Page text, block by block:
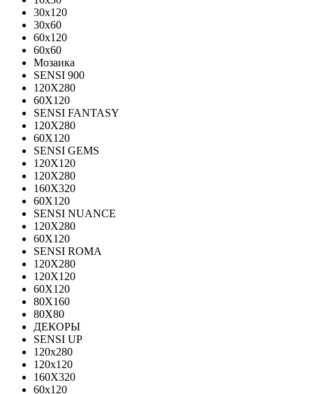
30x120
30x60
60x120
60x60
Мозаика
SENSI 900
120Х280
60X120
SENSI FANTASY
120Х280
60Х120
SENSI GEMS
120Х120
120Х280
160X320
60X120
SENSI NUANCE
120X280
60X120
SENSI ROMA
120X280
120Х120
60X120
80X160
80X80
ДЕКОРЫ
SENSI UP
120x280
120х120
160X320
60х120